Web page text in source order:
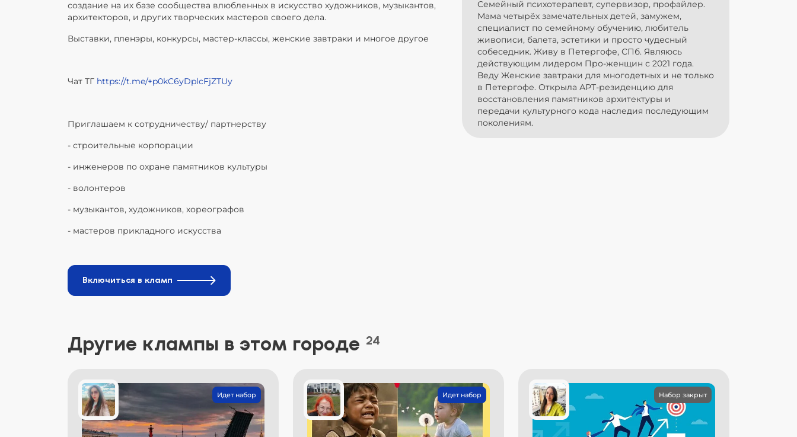
создание на их базе сообщества влюбленных в искусство художников, музыкантов,
архитекторов, и других творческих мастеров своего дела.
Выставки, пленэры, конкурсы, мастер-классы, женские завтраки и многое другое
Чат ТГ https://t.me/+p0kC6yDplcFjZTUy
Приглашаем к сотрудничеству/ партнерству
- строительные корпорации
- инженеров по охране памятников культуры
- волонтеров
- музыкантов, художников, хореографов
- мастеров прикладного искусства
Включиться в кламп
Семейный психотерапевт, супервизор, профайлер.
Мама четырёх замечательных детей, замужем,
специалист по семейному обучению, любитель
живописи, балета, эстетики и просто чудесный
собеседник. Живу в Петергофе, СПб. Являюсь
действующим лидером Про-женщин с 2021 года.
Веду Женские завтраки для многодетных и не только
в Петергофе. Открыла АРТ-резиденцию для
восстановления памятников архитектуры и
передачи культурного кода наследия последующим
поколениям.
Другие клампы в этом городе 24
Идет набор Идет набор Набор закрыт